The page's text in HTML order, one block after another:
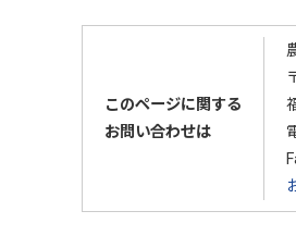
このページに関する
お問い合わせは